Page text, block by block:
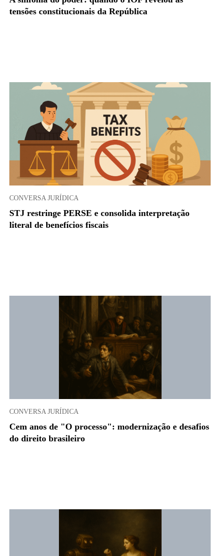
tensões constitucionais da República
CONVERSA JURÍDICA
STJ restringe PERSE e consolida interpretação
literal de benefícios fiscais
CONVERSA JURÍDICA
Cem anos de "O processo": modernização e desafios
do direito brasileiro